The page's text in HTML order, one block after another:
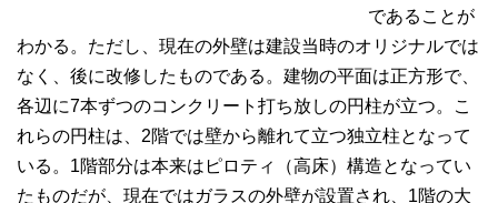
であることが
わかる。ただし、現在の外壁は建設当時のオリジナルでは
なく、後に改修したものである。建物の平面は正方形で、
各辺に7本ずつのコンクリート打ち放しの円柱が立つ。こ
れらの円柱は、2階では壁から離れて立つ独立柱となって
いる。1階部分は本来はピロティ（高床）構造となってい
たものだが、現在ではガラスの外壁が設置され、1階の大